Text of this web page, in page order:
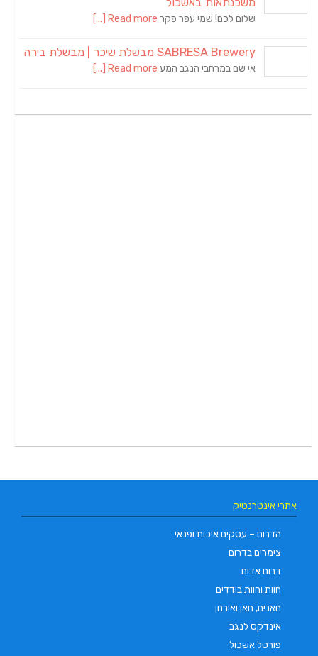
שלום לכם! שמי עפר פקר Read more [...]
SABRESA Brewery מבשלת שיכר | מבשלת בירה
אי שם במרחבי הנגב המע Read more [...]
אתרי אינטרנטיק
הדרום – עסקים איכות ופנאי
צימרים בדרום
דרום אדום
חוות וחוות בודדים
חאנים, חאן ואורחן
אינדקס לנגב
פורטל אשכול